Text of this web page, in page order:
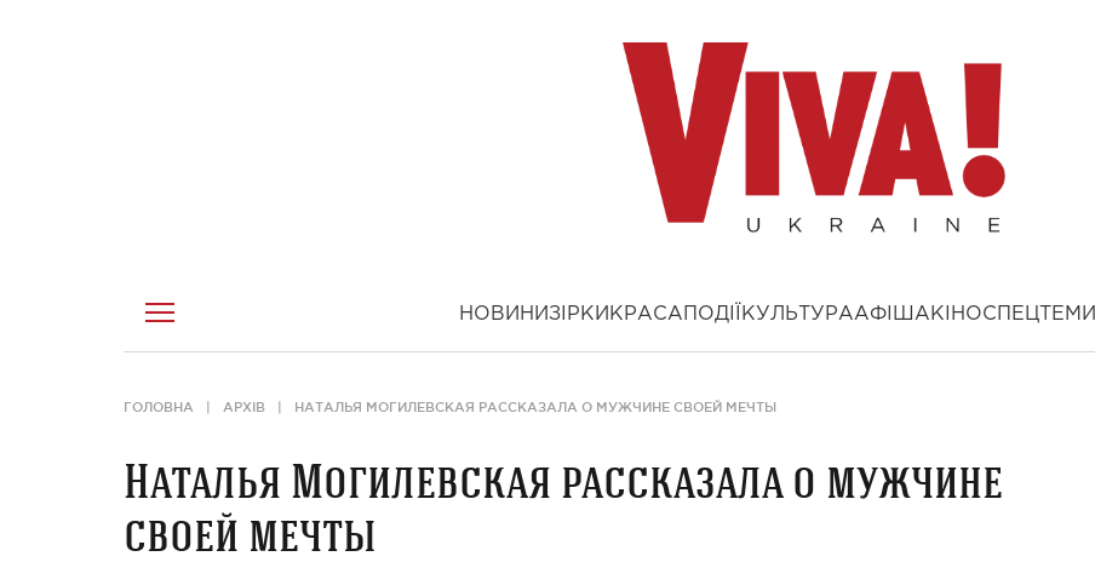
НОВИНИ ЗІРКИ КРАСА ПОДІЇ КУЛЬТУРААФІША КІНОСПЕЦТЕМИ
ГОЛОВНА АРХІВ НАТАЛЬЯ МОГИЛЕВСКАЯ РАССКАЗАЛА О МУЖЧИНЕ СВОЕЙ МЕЧТЫ
Наталья Могилевская рассказала о мужчине
своей мечты